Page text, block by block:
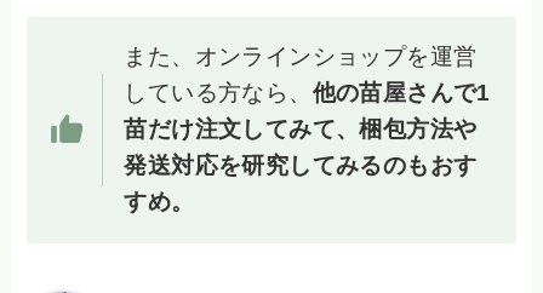
また、オンラインショップを運営
している方なら、 他の苗屋さんで1
苗だけ注文してみて、梱包方法や
発送対応を研究してみるのもおす
すめ。